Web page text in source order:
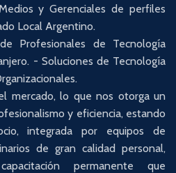
y Gerenciales de perfiles
Local Argentino.
Profesionales de Tecnología
- Soluciones de Tecnología
mercado, lo que nos otorga un
y eficiencia, estando
integrada por equipos de
de gran calidad personal,
permanente que